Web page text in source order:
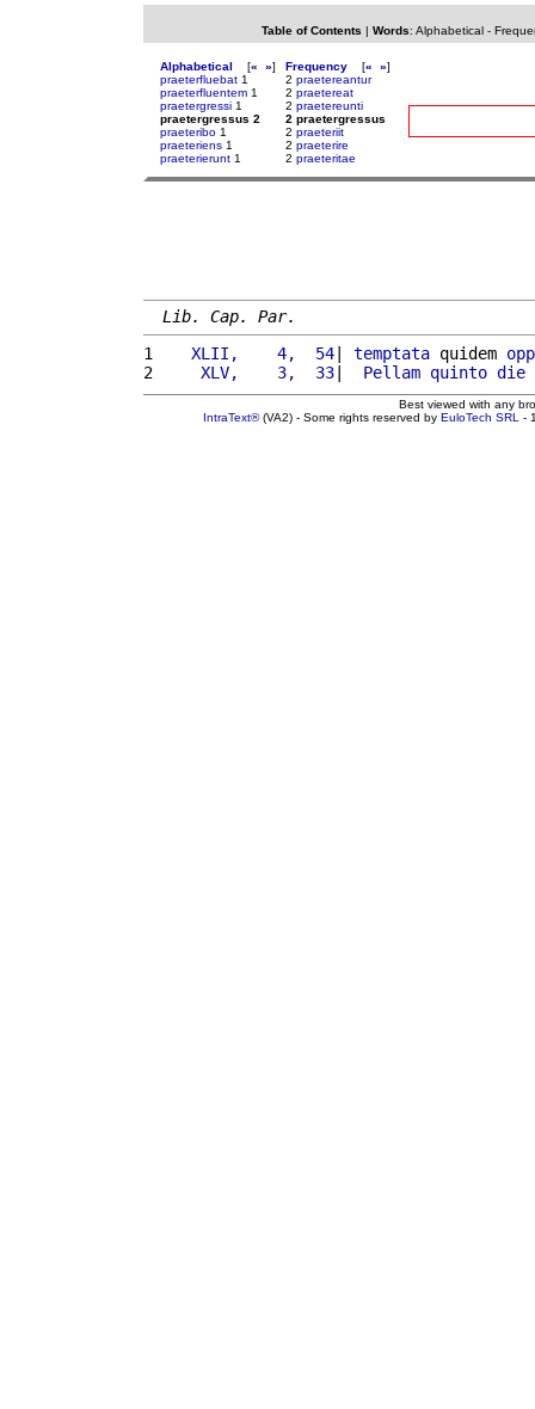
Table of Contents | Words: Alphabetical-
Alphabetical [« »]
praeterfluebat 1
praeterfluentem 1
praetergressi 1
praetergressus 2
praeteribo 1
praeteriens 1
praeterierunt 1
Frequency [« »]
2 praetereantur
2 praetereat
2 praetereunti
2 praetergressus
2 praeteriit
2 praeterire
2 praeteritae
Lib. Cap. Par.
1
   XLII,    4,  54
| temptata quidem
2
    XLV,    3,  33
| Pellam quinto die
Best viewed with any
IntraText®(VA2) - Some rights reserved by EuloTech SRL -